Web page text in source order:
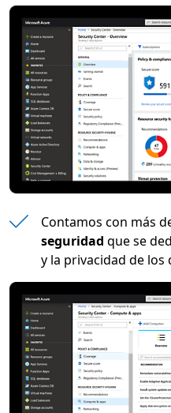
Contamos con más
seguridad que se
y la privacidad de los